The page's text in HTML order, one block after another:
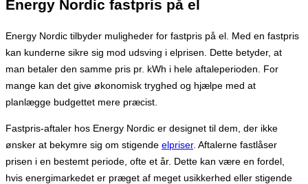
Energy Nordic fastpris på el
Energy Nordic tilbyder muligheder for fastpris på el. Med en fastpris
kan kunderne sikre sig mod udsving i elprisen. Dette betyder, at
man betaler den samme pris pr. kWh i hele aftaleperioden. For
mange kan det give økonomisk tryghed og hjælpe med at
planlægge budgettet mere præcist.
Fastpris-aftaler hos Energy Nordic er designet til dem, der ikke
ønsker at bekymre sig om stigende elpriser. Aftalerne fastlåser
prisen i en bestemt periode, ofte et år. Dette kan være en fordel,
hvis energimarkedet er præget af meget usikkerhed eller stigende